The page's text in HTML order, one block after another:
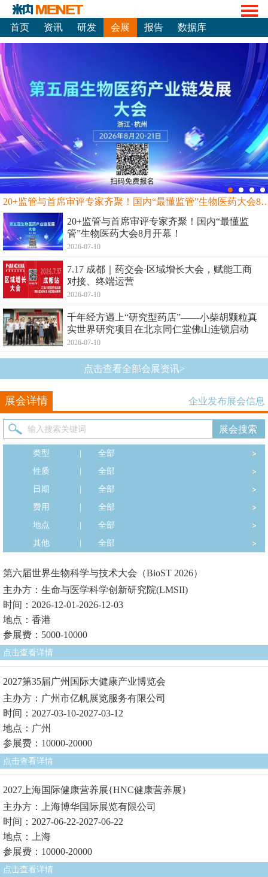
首页 资讯 研发 会展 报告 数据库
20+监管与首席审评专家齐聚！国内“最
20+监管与首席审评专家齐聚！国内“最懂监
管”生物医药大会8月开幕！
2026-07-10
7.17 成都｜药交会·区域增长大会，赋能工商
对接、终端运营
2026-07-10
千年经方遇上“研究型药店”——小柴胡颗粒真
实世界研究项目在北京同仁堂佛山连锁启动
2026-07-10
点击查看全部会展资讯>
展会详情 企业发布展会信息
类型
全部
性质
全部
日期
全部
费用
全部
地点
全部
其他
全部
第六届世界生物科学与技术大会（BioST 2026）
主办方：生命与医学科学创新研究院(LMSII)
时间：2026-12-01-2026-12-03
地点：香港
参展费：5000-10000
点击查看详情
2027第35届广州国际大健康产业博览会
主办方：广州市亿帆展览服务有限公司
时间：2027-03-10-2027-03-12
地点：广州
参展费：10000-20000
点击查看详情
2027上海国际健康营养展{HNC健康营养展}
主办方：上海博华国际展览有限公司
时间：2027-06-22-2027-06-22
地点：上海
参展费：10000-20000
点击查看详情